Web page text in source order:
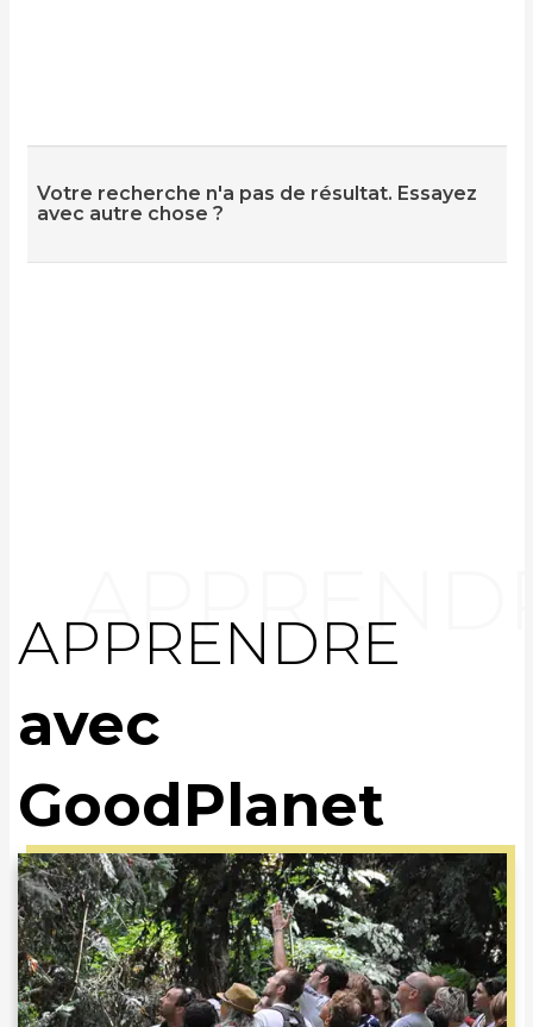
Votre recherche n'a pas de résultat. Essayez
avec autre chose ?
APPRENDRE
avec
GoodPlanet